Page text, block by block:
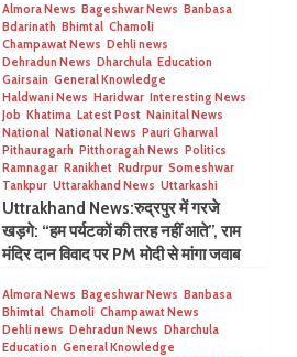
Almora News Bageshwar News Banbasa
Bdarinath Bhimtal Chamoli
Champawat News Dehli news
Dehradun News Dharchula Education
Gairsain General Knowledge
Haldwani News Haridwar Interesting News
Job Khatima Latest Post Nainital News
National National News Pauri Gharwal
Pithauragarh Pitthoragah News Politics
Ramnagar Ranikhet Rudrpur Someshwar
Tankpur Uttarakhand News Uttarkashi
Uttrakhand News:रुद्रपुर में गरजे
खड़गे: “हम पर्यटकों की तरह नहीं आते”, राम
मंदिर दान विवाद पर PM मोदी से मांगा जवाब
Almora News Bageshwar News Banbasa
Bhimtal Chamoli Champawat News
Dehli news Dehradun News Dharchula
Education General Knowledge